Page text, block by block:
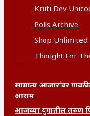
Kruti Dev
Polls Archive
Shop Unlimited
Thought For
सामान्य आजारांवर
आराम
आजच्या युगातील तरुण